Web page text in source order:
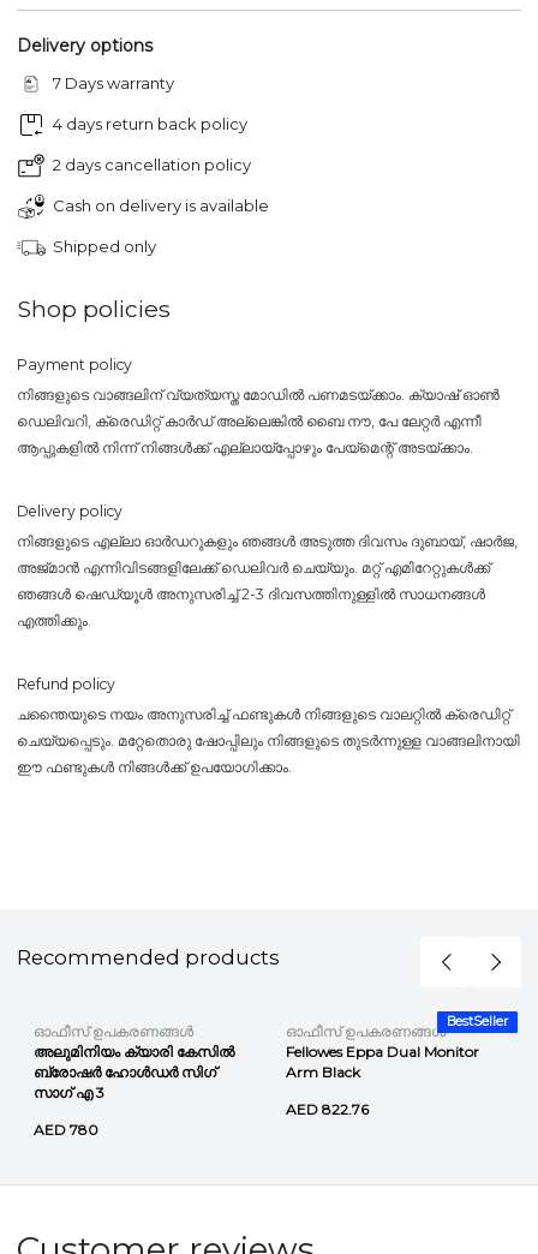
Delivery options
7 Days warranty
4 days return back policy
2 days cancellation policy
Cash on delivery is available
Shipped only
Shop policies
Payment policy
നിങ്ങളുടെ വാങ്ങലിന് വ്യത്യസ്ത മോഡിൽ പണമടയ്ക്കാം. ക്യാഷ് ഓൺ
ഡെലിവറി, ക്രെഡിറ്റ് കാർഡ് അല്ലെങ്കിൽ ബൈ നൗ, പേ ലേറ്റർ എന്നീ
ആപ്പുകളിൽ നിന്ന് നിങ്ങൾക്ക് എല്ലായ്പ്പോഴും പേയ്‌മെന്റ് അടയ്ക്കാം.
Delivery policy
നിങ്ങളുടെ എല്ലാ ഓർഡറുകളും ഞങ്ങൾ അടുത്ത ദിവസം ദുബായ്, ഷാർജ,
അജ്മാൻ എന്നിവിടങ്ങളിലേക്ക് ഡെലിവർ ചെയ്യും. മറ്റ് എമിറേറ്റുകൾക്ക്
ഞങ്ങൾ ഷെഡ്യൂൾ അനുസരിച്ച് 2-3 ദിവസത്തിനുള്ളിൽ സാധനങ്ങൾ
എത്തിക്കും.
Refund policy
ചന്തൈയുടെ നയം അനുസരിച്ച് ഫണ്ടുകൾ നിങ്ങളുടെ വാലറ്റിൽ ക്രെഡിറ്റ്
ചെയ്യപ്പെടും. മറ്റേതൊരു ഷോപ്പിലും നിങ്ങളുടെ തുടർന്നുള്ള വാങ്ങലിനായി
ഈ ഫണ്ടുകൾ നിങ്ങൾക്ക് ഉപയോഗിക്കാം.
Recommended products
ഓഫീസ് ഉപകരണങ്ങൾ
അലുമിനിയം ക്യാരി കേസിൽ
ബ്രോഷർ ഹോൾഡർ സിഗ്
സാഗ് എ 3
AED 780
BestSeller
ഓഫീസ് ഉപകരണങ്ങൾ
Fellowes Eppa Dual Monitor
Arm Black
AED 822.76